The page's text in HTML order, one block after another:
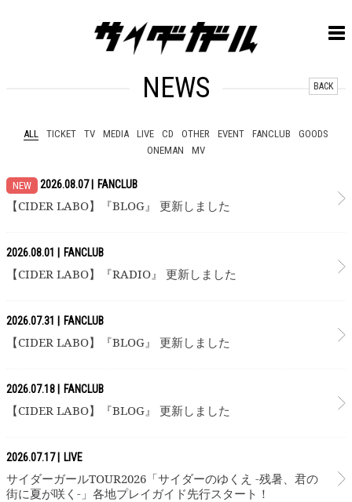
NEWS BACK
ALL TICKET TV MEDIA LIVE CD OTHER EVENT FANCLUB
GOODS
ONEMAN
MV
NEW 2026.08.07 FANCLUB
【CIDER LABO】『BLOG』 更新しました
2026.08.01 FANCLUB
【CIDER LABO】『RADIO』 更新しました
2026.07.31 FANCLUB
【CIDER LABO】『BLOG』 更新しました
2026.07.18 FANCLUB
【CIDER LABO】『BLOG』 更新しました
2026.07.17 LIVE
サイダーガールTOUR2026「サイダーのゆくえ -残暑、君の
街に夏が咲く-」各地プレイガイド先行スタート！